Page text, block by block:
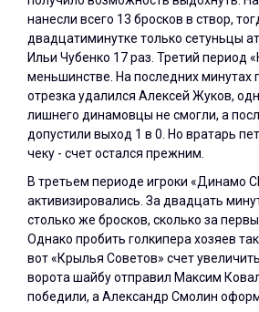
нанесли всего 13 бросков в створ,
двадцатиминутке только сетуньцы
Ильи Чубенко 17 раз. Третий период
меньшинстве. На последних минутах
отрезка удалился Алексей Жуков,
лишнего динамовцы не смогли, а
допустили выход 1 в 0. Но вратарь
чеку - счет остался прежним.
В третьем периоде игроки «Динамо
активизировались. За двадцать
столько же бросков, сколько за
Однако пробить голкипера хозяев
вот «Крылья Советов» счет
ворота шайбу отправил Максим
победили, а Александр Смолин